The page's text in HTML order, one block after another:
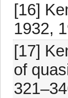
[16]
1932,
[17]
of